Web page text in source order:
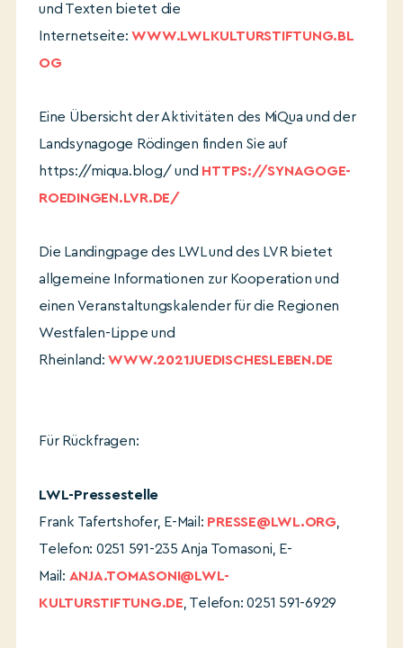
und Texten bietet die
Internetseite:WWW.LWLKULTURSTIFTUNG.BL
OG
Eine Übersicht der Aktivitäten des MiQua und der
Landsynagoge Rödingen finden Sie auf
https://miqua.blog/ und HTTPS://SYNAGOGE-
ROEDINGEN.LVR.DE/
Die Landingpage des LWL und des LVR bietet
allgemeine Informationen zur Kooperation und
einen Veranstaltungskalender für die Regionen
Westfalen-Lippe und
Rheinland:WWW.2021JUEDISCHESLEBEN.DE
Für Rückfragen:
LWL-Pressestelle
Frank Tafertshofer, E-Mail: PRESSE@LWL.ORG
Telefon: 0251 591-235 Anja Tomasoni, E-
Mail: ANJA.TOMASONI@LWL-
KULTURSTIFTUNG.DE , Telefon: 0251 591-6929